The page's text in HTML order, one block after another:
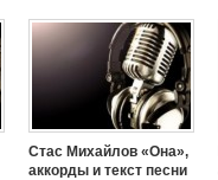
Стас Михайлов «Она»,
аккорды и текст песни